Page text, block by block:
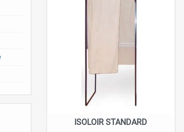
Aperçu rapide
ISOLOIR STANDARD